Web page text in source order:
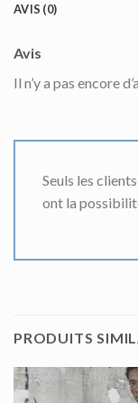
AVIS (0)
Avis
Il n’y a pas encore
Seuls les
ont la
PRODUITS